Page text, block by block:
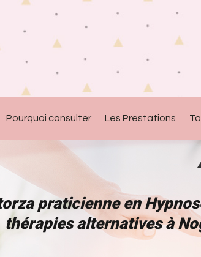
Pourquoi consulter Les Prestations
praticienne en
thérapies alternatives à